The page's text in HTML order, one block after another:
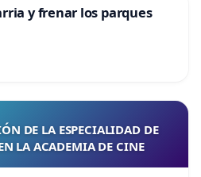
y frenar los parques
DE LA ESPECIALIDAD DE
LA ACADEMIA DE CINE